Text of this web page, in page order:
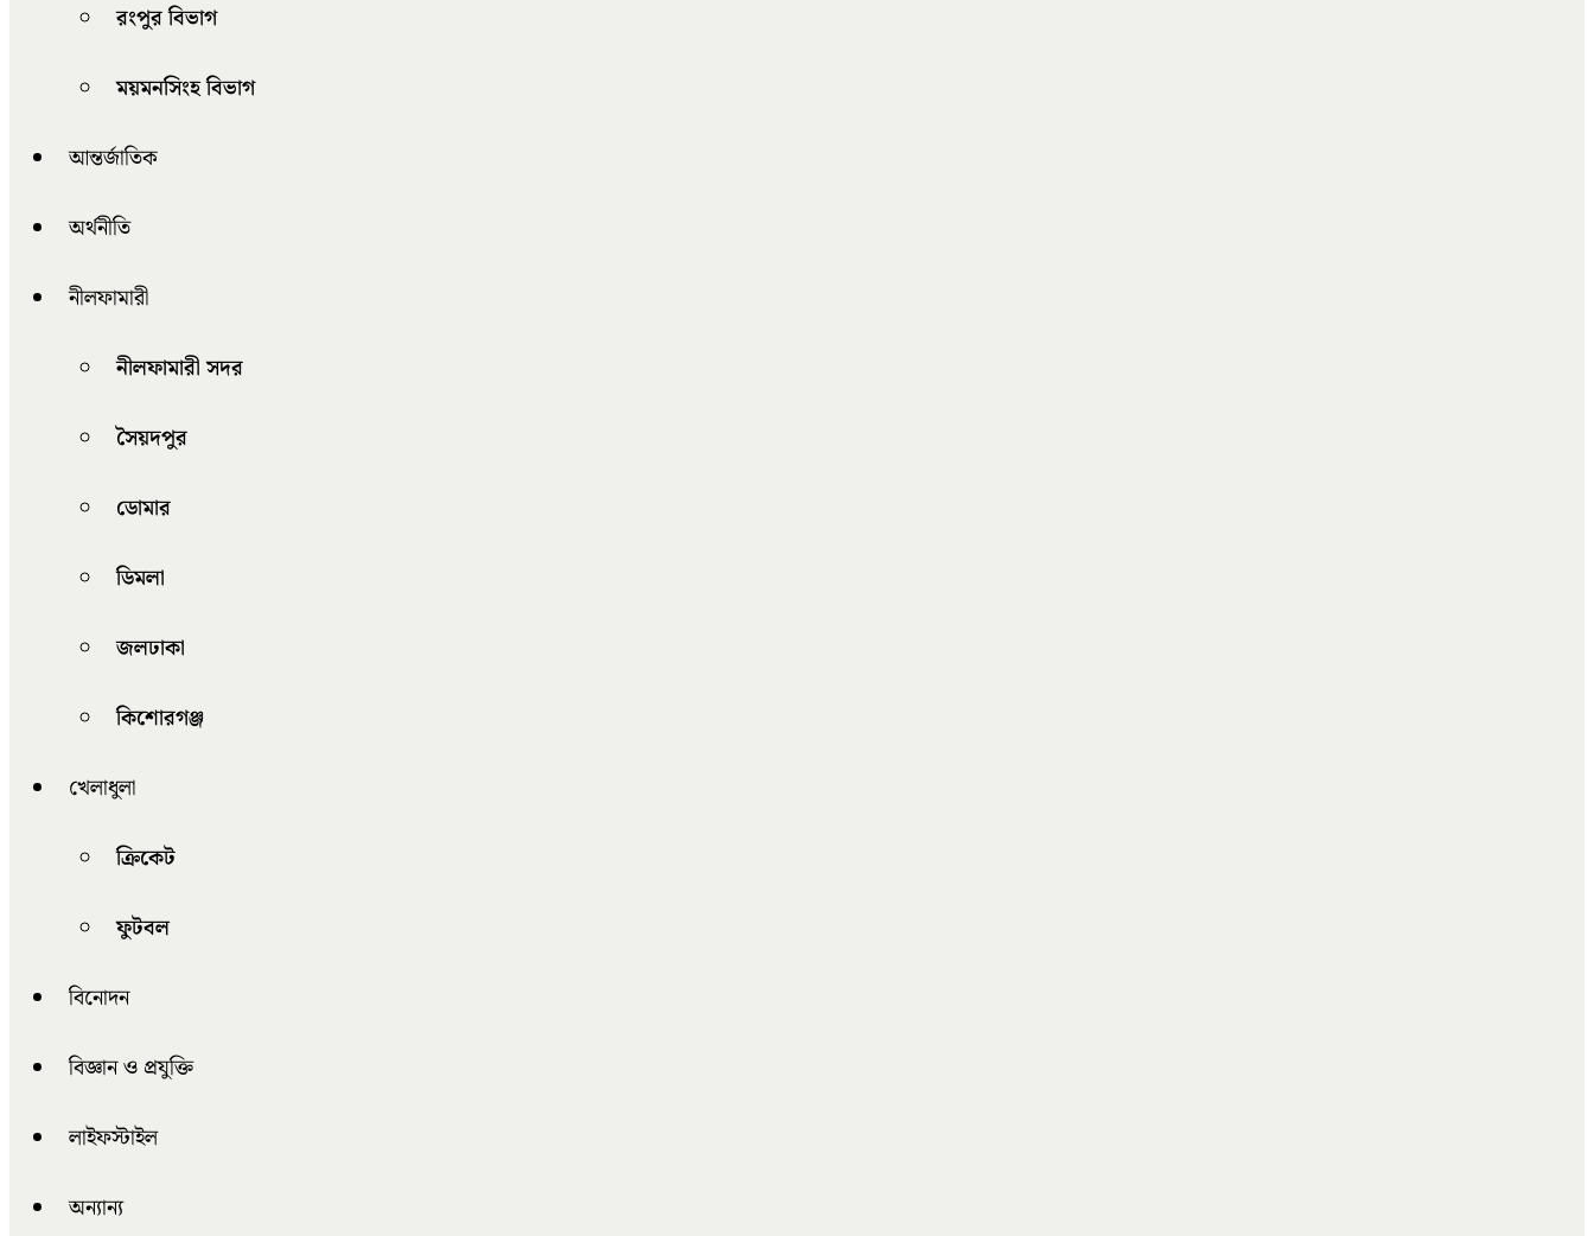
রংপুর বিভাগ
ময়মনসিংহ বিভাগ
আন্তর্জাতিক
অর্থনীতি
নীলফামারী
নীলফামারী সদর
সৈয়দপুর
ডোমার
ডিমলা
জলঢাকা
কিশোরগঞ্জ
খেলাধুলা
ক্রিকেট
ফুটবল
বিনোদন
বিজ্ঞান ও প্রযুক্তি
লাইফস্টাইল
অন্যান্য